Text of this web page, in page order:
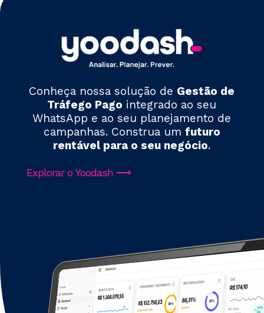
Conheça nossa solução de Gestão de
Tráfego Pago integrado ao seu
WhatsApp e ao seu planejamento de
campanhas. Construa um futuro
rentável para o seu negócio.
Explorar o Yoodash ⟶